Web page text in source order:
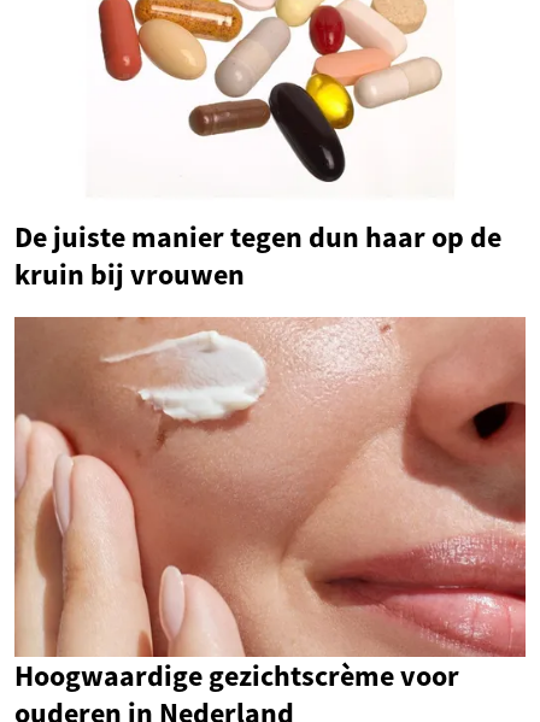
De juiste manier tegen dun haar op de
kruin bij vrouwen
Hoogwaardige gezichtscrème voor
ouderen in Nederland